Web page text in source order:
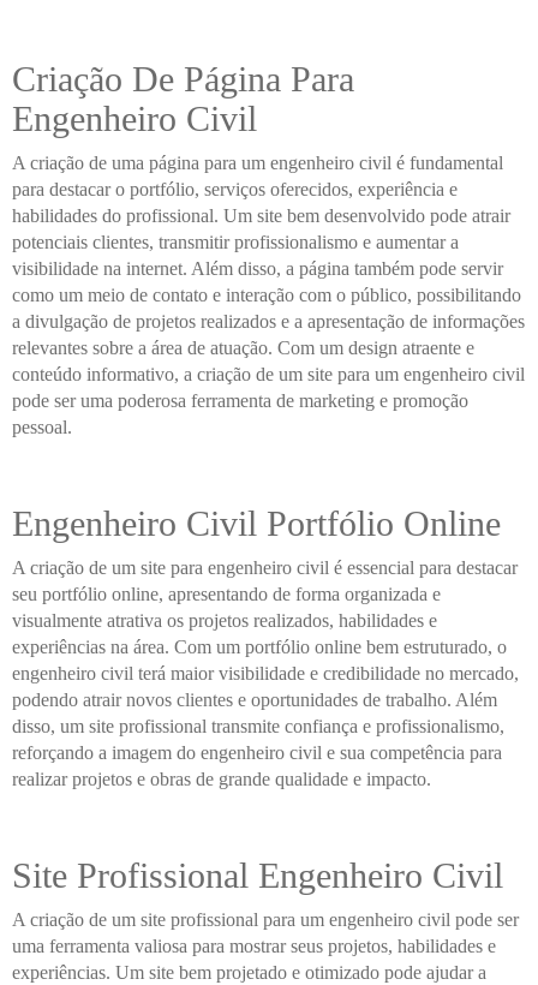
Criação De Página Para
Engenheiro Civil
A criação de uma página para um engenheiro civil é fundamental
para destacar o portfólio, serviços oferecidos, experiência e
habilidades do profissional. Um site bem desenvolvido pode atrair
potenciais clientes, transmitir profissionalismo e aumentar a
visibilidade na internet. Além disso, a página também pode servir
como um meio de contato e interação com o público, possibilitando
a divulgação de projetos realizados e a apresentação de informações
relevantes sobre a área de atuação. Com um design atraente e
conteúdo informativo, a criação de um site para um engenheiro civil
pode ser uma poderosa ferramenta de marketing e promoção
pessoal.
Engenheiro Civil Portfólio Online
A criação de um site para engenheiro civil é essencial para destacar
seu portfólio online, apresentando de forma organizada e
visualmente atrativa os projetos realizados, habilidades e
experiências na área. Com um portfólio online bem estruturado, o
engenheiro civil terá maior visibilidade e credibilidade no mercado,
podendo atrair novos clientes e oportunidades de trabalho. Além
disso, um site profissional transmite confiança e profissionalismo,
reforçando a imagem do engenheiro civil e sua competência para
realizar projetos e obras de grande qualidade e impacto.
Site Profissional Engenheiro Civil
A criação de um site profissional para um engenheiro civil pode ser
uma ferramenta valiosa para mostrar seus projetos, habilidades e
experiências. Um site bem projetado e otimizado pode ajudar a